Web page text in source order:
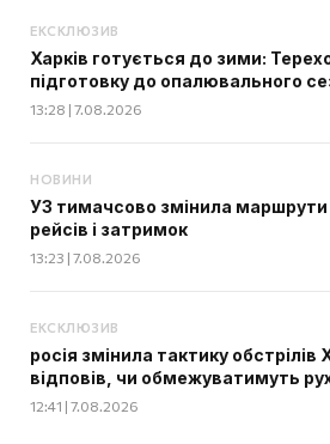
ЕКСКЛЮЗИВ
Харків готується до зими:
підготовку до опалювального
13:28 | 7.08.2026
НОВИНИ
УЗ тимачсово змінила маршрути
рейсів і затримок
13:23 | 7.08.2026
ЕКСКЛЮЗИВ
росія змінила тактику
відповів, чи обмежуватимуть рух
12:41 | 7.08.2026